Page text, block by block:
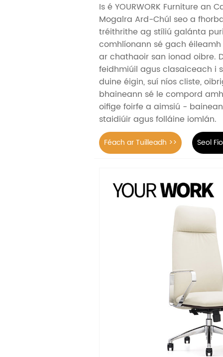
Is é YOURWORK Furniture an
Mogalra Ard-Chúl seo a
tréithrithe ag stíliú galánta
comhlíonann sé gach
ar chathaoir san ionad oibre.
feidhmiúil agus clasaiceach i
duine éigin, suí níos cliste,
bhaineann sé le compord
oifige foirfe a aimsiú -
staidiúir agus folláine iomlán.
Féach ar Tuilleadh >> Seol